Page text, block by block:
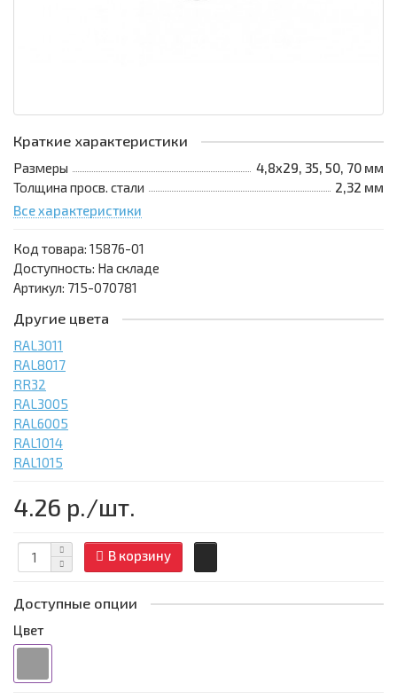
Краткие характеристики
Размеры
4,8х29, 35, 50, 70 мм
Толщина просв. стали
2,32 мм
Все характеристики
Код товара: 15876-01
Доступность: На складе
Артикул: 715-070781
Другие цвета
RAL3011
RAL8017
RR32
RAL3005
RAL6005
RAL1014
RAL1015
4.26 р./шт.
В корзину
Доступные опции
Цвет